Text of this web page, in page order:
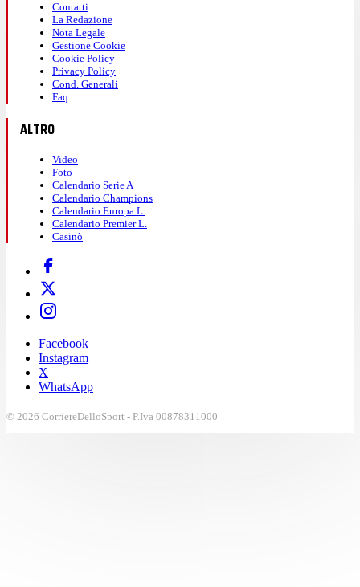
Contatti
La Redazione
Nota Legale
Gestione Cookie
Cookie Policy
Privacy Policy
Cond. Generali
Faq
ALTRO
Video
Foto
Calendario Serie A
Calendario Champions
Calendario Europa L.
Calendario Premier L.
Casinò
Facebook
Instagram
X
WhatsApp
© 2026 CorriereDelloSport - P.Iva 00878311000